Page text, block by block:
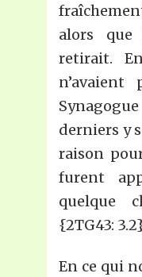
alors que
retirait.
derniers y
raison
furent
quelque
{2TG43: 3.2}
En ce qui